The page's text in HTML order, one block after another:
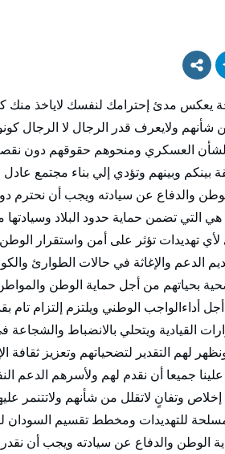
يعكس مدئ إحترامك لنفسك لاياخذ منك
شأنهم ولايعرف قدر الرجال لا الرجال
العسكري ومنحوهم حقوقهم دون
بينكم وبينهم وتؤدي إلي بناء مجتمع
والدفاع عن سيادته ويجب أن نحترم
التي تضمن حماية حدود البلاد
تهديدات تؤثر على أمن واستقرار
الدعم والإغاثة في حالات الطوارئ
بحياتهم من أجل حماية الوطن
أداءالواجب الوطني ويلتزم إلتزام تام
القيادية ويتحلي بالانضباط
لهم التقدير لتضحياتهم وتعزيز ثقافة
جميعا أن نقدم لهم ولأسرهم الدعم
وتفانٍ لاتقلل من شأنهم ولاتتنمر
للتهديدات ومخطط تقسيم السودان
الوطن والدفاع عن سيادته ويجب أن